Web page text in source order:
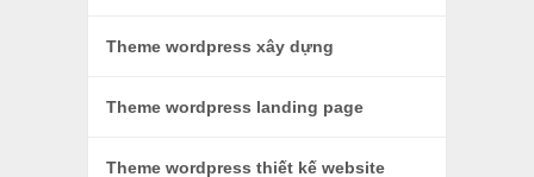
Theme wordpress xây dựng
Theme wordpress landing page
Theme wordpress thiết kế website